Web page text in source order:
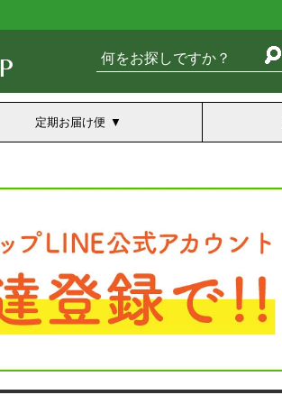
定期お届け便